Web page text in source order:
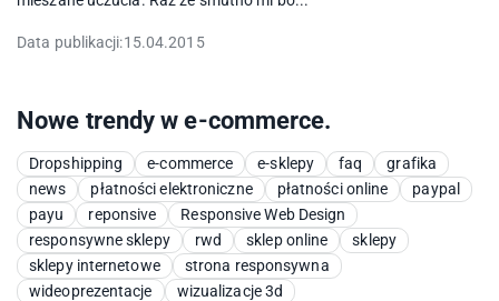
Data publikacji:15.04.2015
Nowe trendy w e-commerce.
Dropshipping e-commerce e-sklepy faq
grafika
news
płatności elektroniczne płatności online
paypal
payu
reponsive
Responsive Web Design
responsywne sklepy
rwd sklep online
sklepy
sklepy internetowe
strona responsywna
wideoprezentacje
wizualizacje 3d